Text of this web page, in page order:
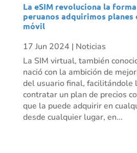
La eSIM revoluciona la
peruanos adquirimos
móvil
17 Jun 2024 | Noticias
La SIM virtual, también
nació con la ambición de
del usuario final, facilitándole
contratar un plan de precios
que la puede adquirir en
desde cualquier lugar, en...